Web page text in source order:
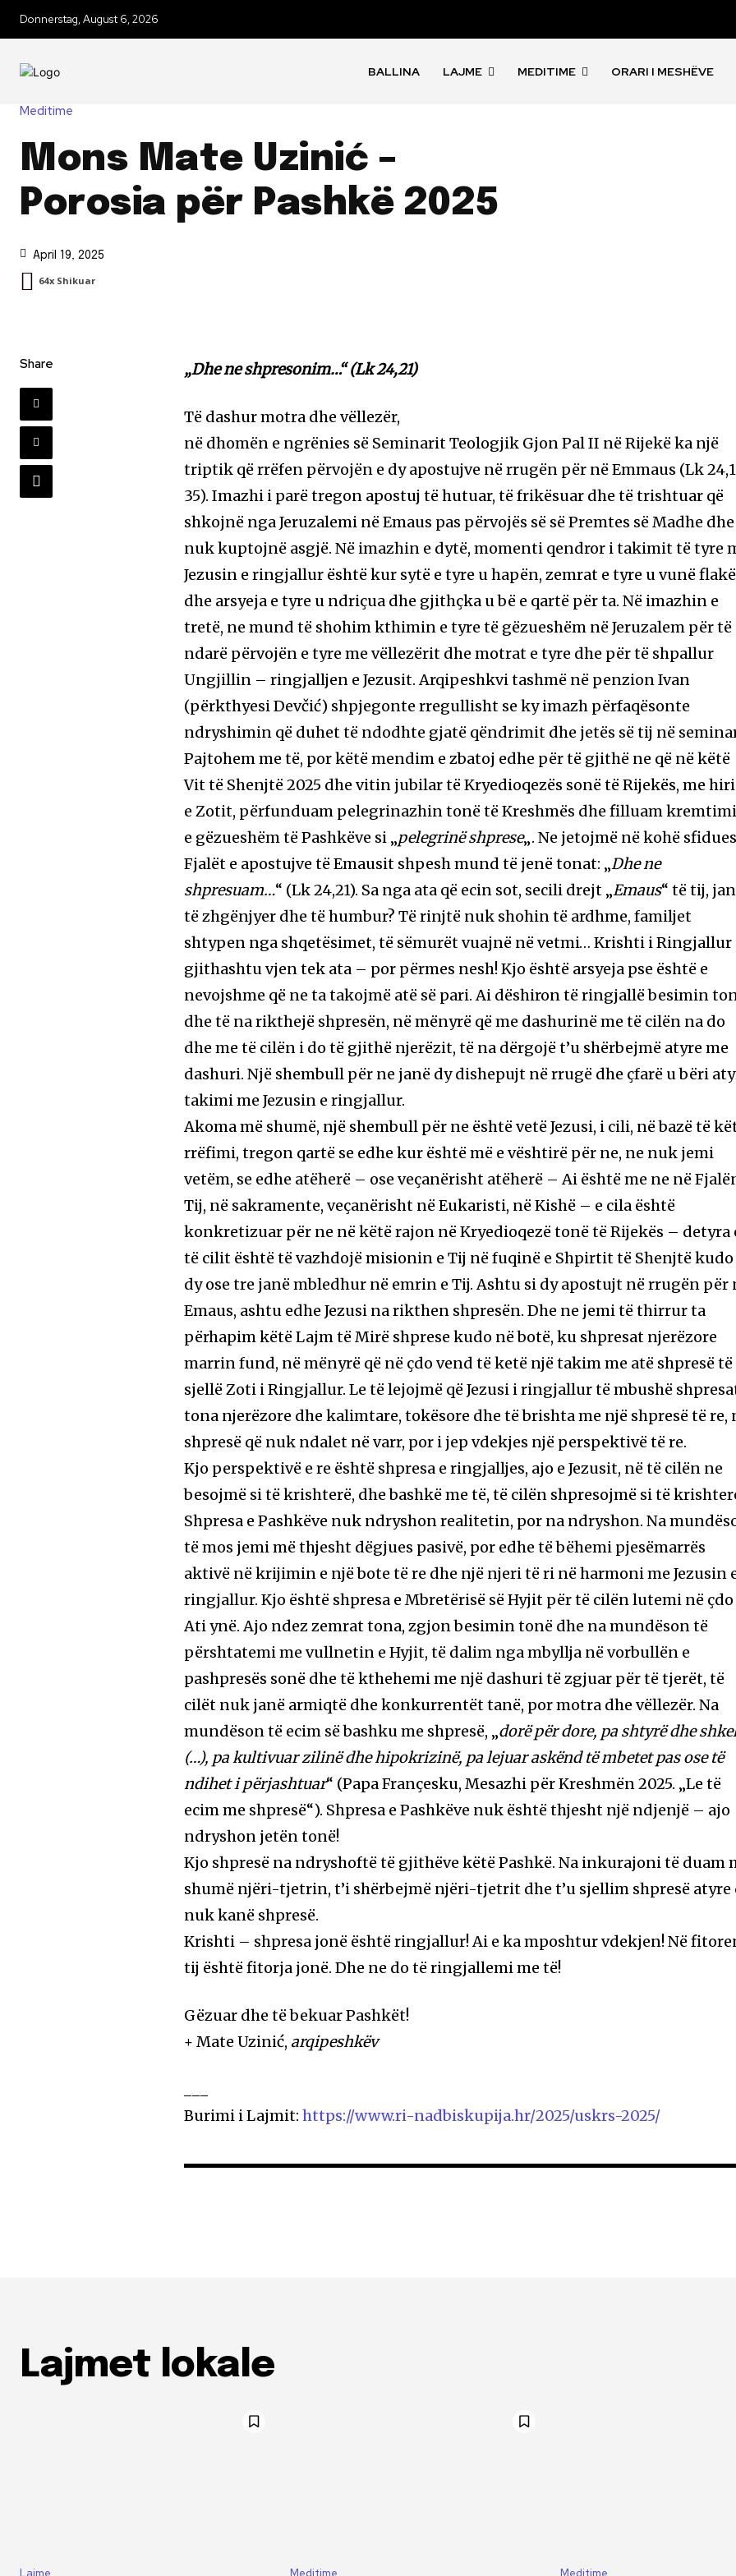
Donnerstag, August 6, 2026
BALLINA LAJME MEDITIME ORARI I MESHËVE
Meditime
Mons Mate Uzinić –
Porosia për Pashkë 2025
April 19, 2025
64X Shikuar
Share „Dhe ne shpresonim…“ (Lk 24,21)
Të dashur motra dhe vëllezër,
në dhomën e ngrënies së Seminarit Teologjik Gjon Pal II në Rijekë ka një
triptik që rrëfen përvojën e dy apostujve në rrugën për në Emmaus (Lk
35). Imazhi i parë tregon apostuj të hutuar, të frikësuar dhe të trishtuar që
shkojnë nga Jeruzalemi në Emaus pas përvojës së së Premtes së Madhe dhe
nuk kuptojnë asgjë. Në imazhin e dytë, momenti qendror i takimit të tyre
Jezusin e ringjallur është kur sytë e tyre u hapën, zemrat e tyre u vunë
dhe arsyeja e tyre u ndriçua dhe gjithçka u bë e qartë për ta. Në imazhin e
tretë, ne mund të shohim kthimin e tyre të gëzueshëm në Jeruzalem për të
ndarë përvojën e tyre me vëllezërit dhe motrat e tyre dhe për të shpallur
Ungjillin – ringjalljen e Jezusit. Arqipeshkvi tashmë në penzion Ivan
(përkthyesi Devčić) shpjegonte rregullisht se ky imazh përfaqësonte
ndryshimin që duhet të ndodhte gjatë qëndrimit dhe jetës së tij në
Pajtohem me të, por këtë mendim e zbatoj edhe për të gjithë ne që në këtë
Vit të Shenjtë 2025 dhe vitin jubilar të Kryedioqezës sonë të Rijekës, me
e Zotit, përfunduam pelegrinazhin tonë të Kreshmës dhe filluam
e gëzueshëm të Pashkëve si „pelegrinë shprese„. Ne jetojmë në kohë
Fjalët e apostujve të Emausit shpesh mund të jenë tonat: „Dhe ne
shpresuam…“ (Lk 24,21). Sa nga ata që ecin sot, secili drejt „Emaus“ të tij,
të zhgënjyer dhe të humbur? Të rinjtë nuk shohin të ardhme, familjet
shtypen nga shqetësimet, të sëmurët vuajnë në vetmi… Krishti i Ringjallur
gjithashtu vjen tek ata – por përmes nesh! Kjo është arsyeja pse është e
nevojshme që ne ta takojmë atë së pari. Ai dëshiron të ringjallë besimin
dhe të na rikthejë shpresën, në mënyrë që me dashurinë me të cilën na do
dhe me të cilën i do të gjithë njerëzit, të na dërgojë t’u shërbejmë atyre me
dashuri. Një shembull për ne janë dy dishepujt në rrugë dhe çfarë u bëri
takimi me Jezusin e ringjallur.
Akoma më shumë, një shembull për ne është vetë Jezusi, i cili, në bazë të
rrëfimi, tregon qartë se edhe kur është më e vështirë për ne, ne nuk jemi
vetëm, se edhe atëherë – ose veçanërisht atëherë – Ai është me ne në
Tij, në sakramente, veçanërisht në Eukaristi, në Kishë – e cila është
konkretizuar për ne në këtë rajon në Kryedioqezë tonë të Rijekës – detyra
të cilit është të vazhdojë misionin e Tij në fuqinë e Shpirtit të Shenjtë kudo
dy ose tre janë mbledhur në emrin e Tij. Ashtu si dy apostujt në rrugën për
Emaus, ashtu edhe Jezusi na rikthen shpresën. Dhe ne jemi të thirrur ta
përhapim këtë Lajm të Mirë shprese kudo në botë, ku shpresat njerëzore
marrin fund, në mënyrë që në çdo vend të ketë një takim me atë shpresë të
sjellë Zoti i Ringjallur. Le të lejojmë që Jezusi i ringjallur të mbushë
tona njerëzore dhe kalimtare, tokësore dhe të brishta me një shpresë të re,
shpresë që nuk ndalet në varr, por i jep vdekjes një perspektivë të re.
Kjo perspektivë e re është shpresa e ringjalljes, ajo e Jezusit, në të cilën ne
besojmë si të krishterë, dhe bashkë me të, të cilën shpresojmë si të
Shpresa e Pashkëve nuk ndryshon realitetin, por na ndryshon. Na
të mos jemi më thjesht dëgjues pasivë, por edhe të bëhemi pjesëmarrës
aktivë në krijimin e një bote të re dhe një njeri të ri në harmoni me Jezusin
ringjallur. Kjo është shpresa e Mbretërisë së Hyjit për të cilën lutemi në çdo
Ati ynë. Ajo ndez zemrat tona, zgjon besimin tonë dhe na mundëson të
përshtatemi me vullnetin e Hyjit, të dalim nga mbyllja në vorbullën e
pashpresës sonë dhe të kthehemi me një dashuri të zgjuar për të tjerët, të
cilët nuk janë armiqtë dhe konkurrentët tanë, por motra dhe vëllezër. Na
mundëson të ecim së bashku me shpresë, „dorë për dore, pa shtyrë dhe
(…), pa kultivuar zilinë dhe hipokrizinë, pa lejuar askënd të mbetet pas ose të
ndihet i përjashtuar“ (Papa Françesku, Mesazhi për Kreshmën 2025. „Le të
ecim me shpresë“). Shpresa e Pashkëve nuk është thjesht një ndjenjë – ajo
ndryshon jetën tonë!
Kjo shpresë na ndryshoftë të gjithëve këtë Pashkë. Na inkurajoni të duam
shumë njëri-tjetrin, t’i shërbejmë njëri-tjetrit dhe t’u sjellim shpresë atyre
nuk kanë shpresë.
Krishti – shpresa jonë është ringjallur! Ai e ka mposhtur vdekjen! Në
tij është fitorja jonë. Dhe ne do të ringjallemi me të!
Gëzuar dhe të bekuar Pashkët!
+ Mate Uzinić, arqipeshkëv
Burimi i Lajmit:https://www.ri-nadbiskupija.hr/2025/uskrs-2025/
Lajmet lokale